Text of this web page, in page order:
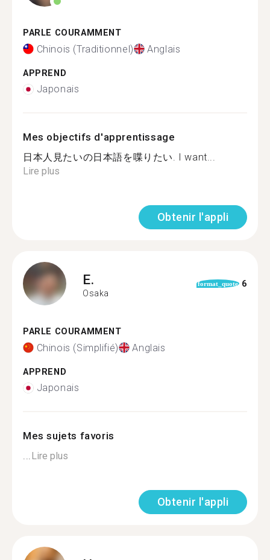
PARLE COURAMMENT
Chinois (Traditionnel) Anglais
APPREND
Japonais
Mes objectifs d'apprentissage
日本人見たいの日本語を喋りたい. I want...
Lire plus
Obtenir l'appli
E.
Osaka
format_quote 6
PARLE COURAMMENT
Chinois (Simplifié) Anglais
APPREND
Japonais
Mes sujets favoris
...Lire plus
Obtenir l'appli